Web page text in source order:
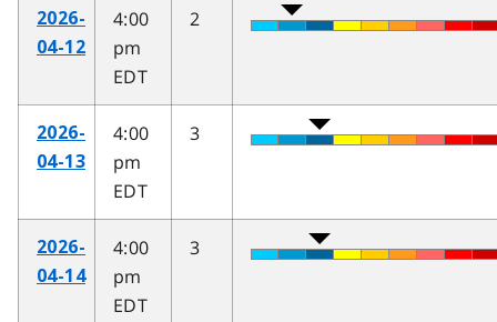
2026-
04-12
4:00
pm
EDT
2
2026-
04-13
4:00
pm
EDT
3
2026-
04-14
4:00
pm
EDT
3